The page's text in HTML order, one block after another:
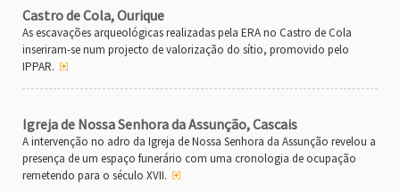
Castro de Cola, Ourique
As escavações arqueológicas realizadas pela ERA no Castro de Cola
inseriram-se num projecto de valorização do sítio, promovido pelo
IPPAR.
Igreja de Nossa Senhora da Assunção, Cascais
A intervenção no adro da Igreja de Nossa Senhora da Assunção revelou a
presença de um espaço funerário com uma cronologia de ocupação
remetendo para o século XVII.